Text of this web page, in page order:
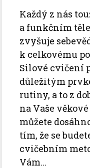
Každý z nás
a funkčním
zvyšuje
k celkovému
Silové cvičení
důležitým
rutiny, a to z
na Vaše
můžete
tím, že se
cvičebním
Vám...